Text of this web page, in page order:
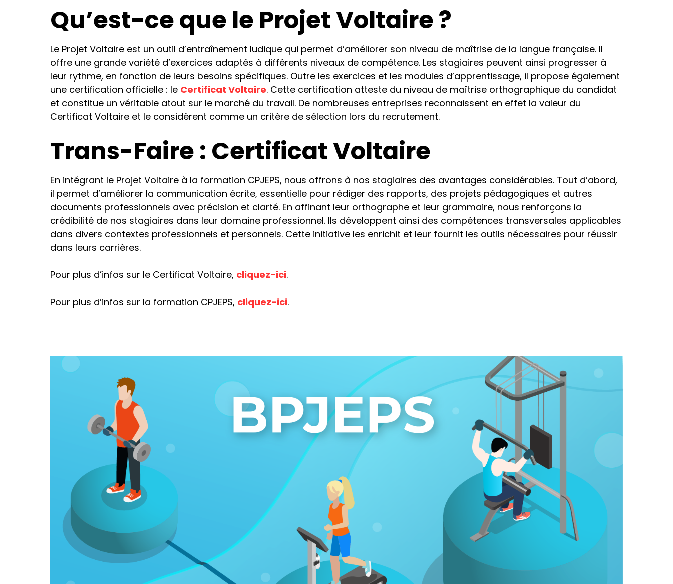
Qu’est-ce que le Projet Voltaire ?
Le Projet Voltaire est un outil d’entraînement ludique qui permet d’améliorer son niveau de maîtrise de la langue française. Il
offre une grande variété d’exercices adaptés à différents niveaux de compétence. Les stagiaires peuvent ainsi progresser à
leur rythme, en fonction de leurs besoins spécifiques. Outre les exercices et les modules d’apprentissage, il propose également
une certification officielle : le Certificat Voltaire. Cette certification atteste du niveau de maîtrise orthographique du candidat
et constitue un véritable atout sur le marché du travail. De nombreuses entreprises reconnaissent en effet la valeur du
Certificat Voltaire et le considèrent comme un critère de sélection lors du recrutement.
Trans-Faire : Certificat Voltaire
En intégrant le Projet Voltaire à la formation CPJEPS, nous offrons à nos stagiaires des avantages considérables. Tout d’abord,
il permet d’améliorer la communication écrite, essentielle pour rédiger des rapports, des projets pédagogiques et autres
documents professionnels avec précision et clarté. En affinant leur orthographe et leur grammaire, nous renforçons la
crédibilité de nos stagiaires dans leur domaine professionnel. Ils développent ainsi des compétences transversales applicables
dans divers contextes professionnels et personnels. Cette initiative les enrichit et leur fournit les outils nécessaires pour réussir
dans leurs carrières.
Pour plus d’infos sur le Certificat Voltaire, cliquez-ici.
Pour plus d’infos sur la formation CPJEPS, cliquez-ici.